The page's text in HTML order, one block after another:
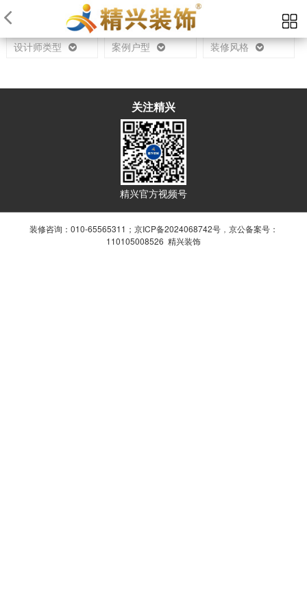
当前位置： 首页 设计师
设计师类型 案例户型 装修风格
关注精兴
精兴官方视频号
装修咨询：010-65565311； 京ICP备2024068742号， 京公备案号：
110105008526 精兴装饰